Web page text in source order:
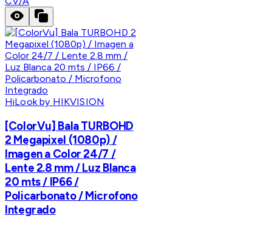
HiLook by HIKVISION
[ColorVu] Bala TURBOHD
2 Megapixel (1080p) /
Imagen a Color 24/7 /
Lente 2.8 mm / Luz Blanca
20 mts / IP66 /
Policarbonato / Microfono
Integrado